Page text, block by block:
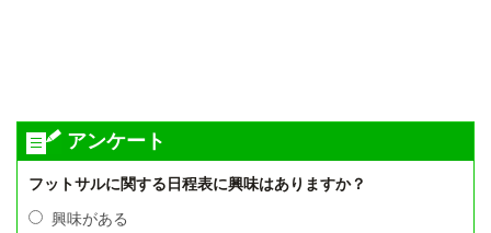
アンケート
フットサルに関する日程表に興味はありますか？
興味がある